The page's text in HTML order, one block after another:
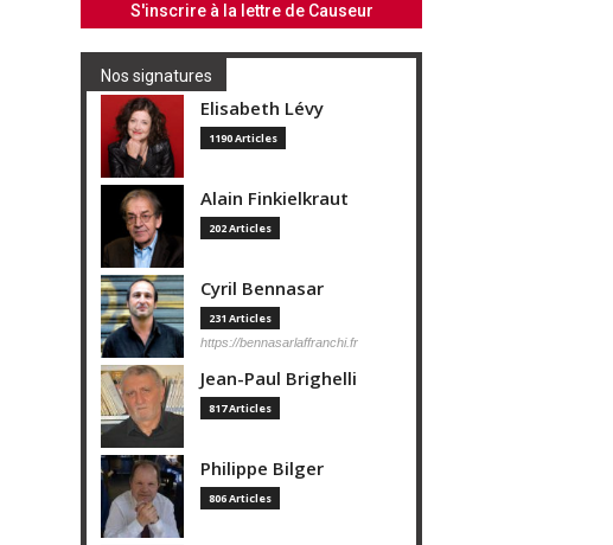
Nos signatures
Elisabeth Lévy
1190 Articles
Alain Finkielkraut
202 Articles
Cyril Bennasar
231 Articles
https://bennasarlaffranchi.fr
Jean-Paul Brighelli
817 Articles
Philippe Bilger
806 Articles